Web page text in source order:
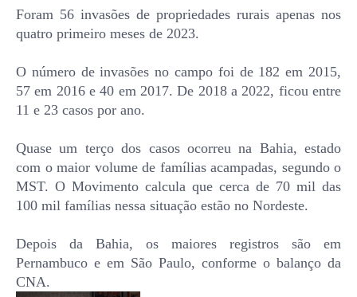
Foram 56 invasões de propriedades rurais apenas nos
quatro primeiro meses de 2023.
O número de invasões no campo foi de 182 em 2015,
57 em 2016 e 40 em 2017. De 2018 a 2022, ficou entre
11 e 23 casos por ano.
Quase um terço dos casos ocorreu na Bahia, estado
com o maior volume de famílias acampadas, segundo o
MST. O Movimento calcula que cerca de 70 mil das
100 mil famílias nessa situação estão no Nordeste.
Depois da Bahia, os maiores registros são em
Pernambuco e em São Paulo, conforme o balanço da
CNA.